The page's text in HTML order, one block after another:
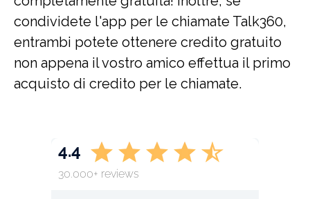
condividete l'app per le chiamate Talk360,
entrambi potete ottenere credito gratuito
non appena il vostro amico effettua il primo
acquisto di credito per le chiamate.
4.4
30.000+ reviews